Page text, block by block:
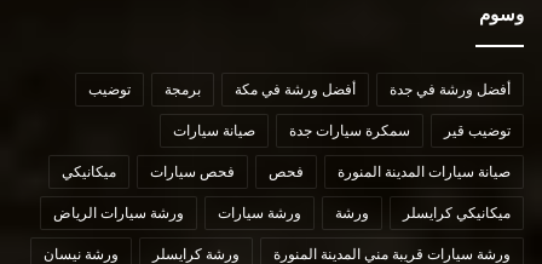
وسوم
أفضل ورشة في جدة أفضل ورشة في مكة برمجة توضيب
توضيب قير سمكرة سيارات جدة صيانة سيارات
صيانة سيارات المدينة المنورة فحص فحص سيارات ميكانيكي
ميكانيكي كرايسلر ورشة ورشة سيارات ورشة سيارات الرياض
ورشة سيارات قريبة مني المدينة المنورة ورشة كرايسلر ورشة نيسان